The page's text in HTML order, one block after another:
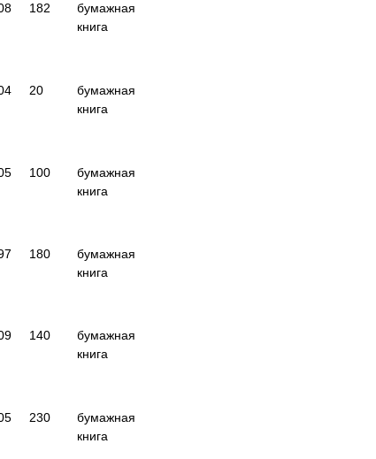
182
бумажная
книга
20
бумажная
книга
100
бумажная
книга
180
бумажная
книга
140
бумажная
книга
230
бумажная
книга